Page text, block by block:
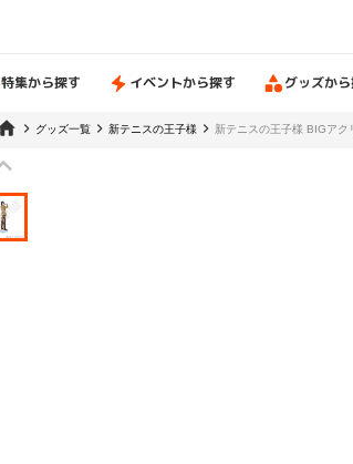
特集から探す イベントから探す グッズか
グッズ一覧 新テニスの王子様 新テニスの王子様 BIGアク